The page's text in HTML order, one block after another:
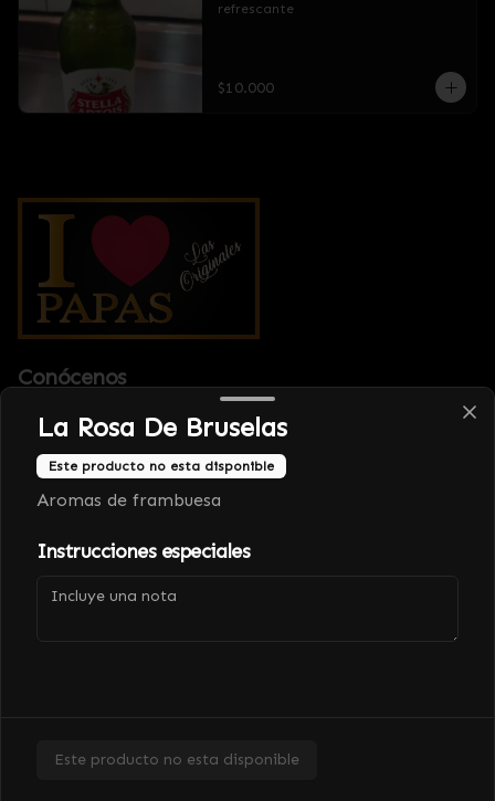
refrescante
$10.000
Conócenos
Despacho
Términos y condiciones
Mi cuenta
La Rosa De Bruselas
Este producto no esta disponible
Aromas de frambuesa
Instrucciones especiales
Este producto no esta disponible